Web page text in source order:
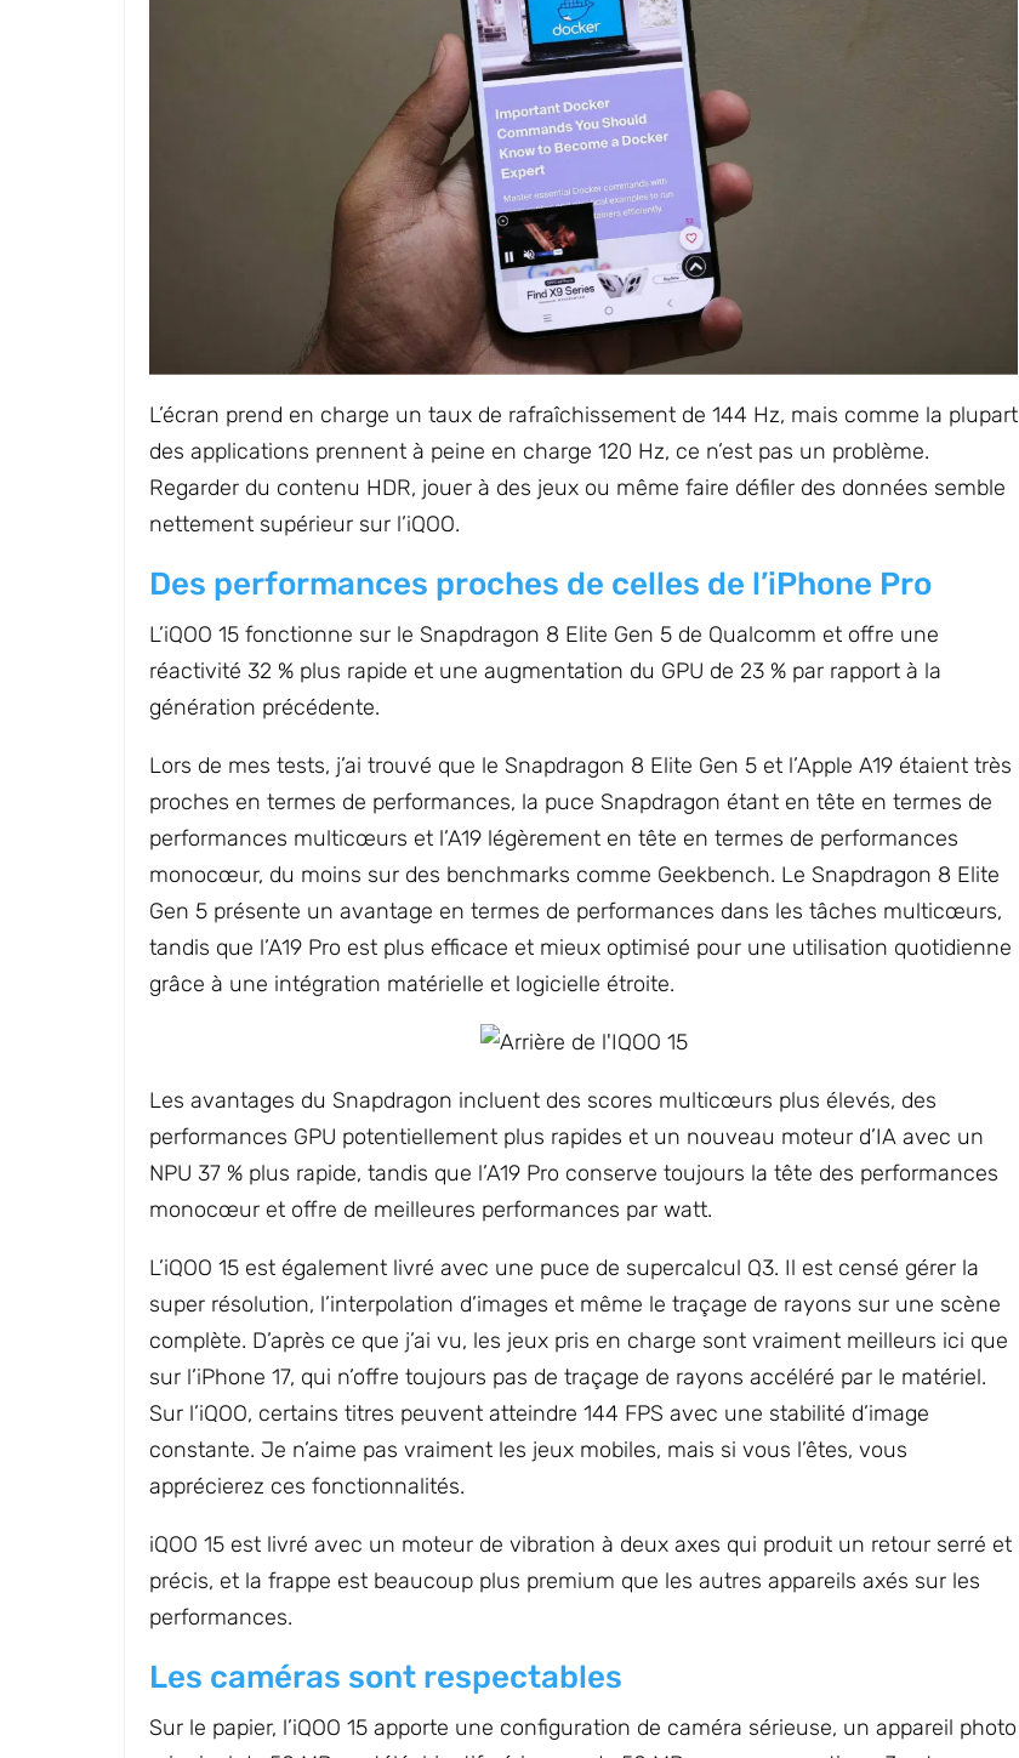
L’écran prend en charge un taux de rafraîchissement de 144 Hz, mais comme la plupart
des applications prennent à peine en charge 120 Hz, ce n’est pas un problème.
Regarder du contenu HDR, jouer à des jeux ou même faire défiler des données semble
nettement supérieur sur l’iQOO.
Des performances proches de celles de l’iPhone Pro
L’iQOO 15 fonctionne sur le Snapdragon 8 Elite Gen 5 de Qualcomm et offre une
réactivité 32 % plus rapide et une augmentation du GPU de 23 % par rapport à la
génération précédente.
Lors de mes tests, j’ai trouvé que le Snapdragon 8 Elite Gen 5 et l’Apple A19 étaient très
proches en termes de performances, la puce Snapdragon étant en tête en termes de
performances multicœurs et l’A19 légèrement en tête en termes de performances
monocœur, du moins sur des benchmarks comme Geekbench. Le Snapdragon 8 Elite
Gen 5 présente un avantage en termes de performances dans les tâches multicœurs,
tandis que l’A19 Pro est plus efficace et mieux optimisé pour une utilisation quotidienne
grâce à une intégration matérielle et logicielle étroite.
Les avantages du Snapdragon incluent des scores multicœurs plus élevés, des
performances GPU potentiellement plus rapides et un nouveau moteur d’IA avec un
NPU 37 % plus rapide, tandis que l’A19 Pro conserve toujours la tête des performances
monocœur et offre de meilleures performances par watt.
L’iQOO 15 est également livré avec une puce de supercalcul Q3. Il est censé gérer la
super résolution, l’interpolation d’images et même le traçage de rayons sur une scène
complète. D’après ce que j’ai vu, les jeux pris en charge sont vraiment meilleurs ici que
sur l’iPhone 17, qui n’offre toujours pas de traçage de rayons accéléré par le matériel.
Sur l’iQOO, certains titres peuvent atteindre 144 FPS avec une stabilité d’image
constante. Je n’aime pas vraiment les jeux mobiles, mais si vous l’êtes, vous
apprécierez ces fonctionnalités.
iQOO 15 est livré avec un moteur de vibration à deux axes qui produit un retour serré et
précis, et la frappe est beaucoup plus premium que les autres appareils axés sur les
performances.
Les caméras sont respectables
Sur le papier, l’iQOO 15 apporte une configuration de caméra sérieuse, un appareil photo